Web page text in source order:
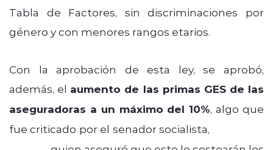
Tabla de Factores, sin discriminaciones por
género y con menores rangos etarios.
Con la aprobación de esta ley, se aprobó,
además, el aumento de las primas GES de las
aseguradoras a un máximo del 10%, algo que
fue criticado por el senador socialista,